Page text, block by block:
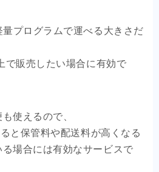
プログラムで運べる大きさだ
で販売したい場合に有効で
使えるので、
と保管料や配送料が高くなる
場合には有効なサービスで